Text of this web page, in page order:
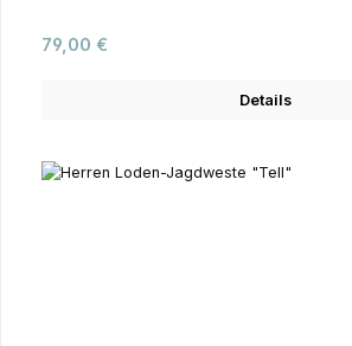
Regulärer Preis:
79,00 €
Details